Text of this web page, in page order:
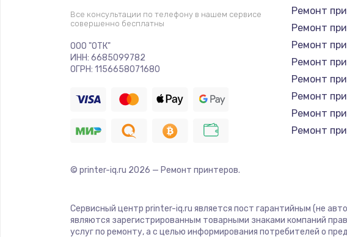
Все консультации по телефону в нашем сервисе
совершенно бесплатны
ООО "ОТК"
ИНН: 6685099782
ОГРН: 1156658071680
Ремонт
Ремонт
Ремонт
Ремонт
Ремонт
Ремонт
Ремонт
Ремонт
Ремонт
Ремонт
© printer-iq.ru 2026 — Ремонт принтеров.
Сервисный центр printer-iq.ru является пост гарантийным (не
являются зарегистрированным товарными знаками компаний
услуг по ремонту, а с целью информирования потребителей о